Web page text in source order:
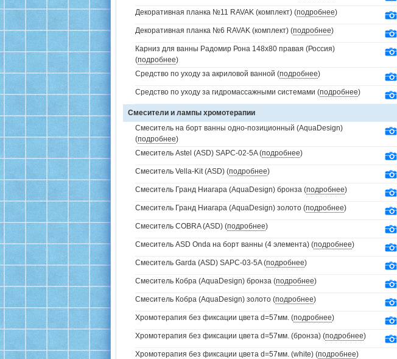
Декоративная планка №11 RAVAK (комплект) (подробнее)
Декоративная планка №6 RAVAK (комплект) (подробнее)
Карниз для ванны Радомир Рона 148х80 правая (Россия)
(подробнее)
Средство по уходу за акриловой ванной (подробнее)
Средство по уходу за гидромассажными системами (подробнее)
Смесители и лампы хромотерапии
Смеситель на борт ванны одно-позиционный (AquaDesign)
(подробнее)
Смеситель Astel (ASD) SAPC-02-5A (подробнее)
Смеситель Vella-Kit (ASD) (подробнее)
Смеситель Гранд Ниагара (AquaDesign) бронза (подробнее)
Смеситель Гранд Ниагара (AquaDesign) золото (подробнее)
Смеситель COBRA (ASD) (подробнее)
Смеситель ASD Onda на борт ванны (4 элемента) (подробнее)
Смеситель Garda (ASD) SAPC-03-5A (подробнее)
Смеситель Кобра (AquaDesign) бронза (подробнее)
Смеситель Кобра (AquaDesign) золото (подробнее)
Хромотерапия без фиксации цвета d=57мм. (подробнее)
Хромотерапия без фиксации цвета d=57мм. (бронза) (подробнее)
Хромотерапия без фиксации цвета d=57мм. (white) (подробнее)